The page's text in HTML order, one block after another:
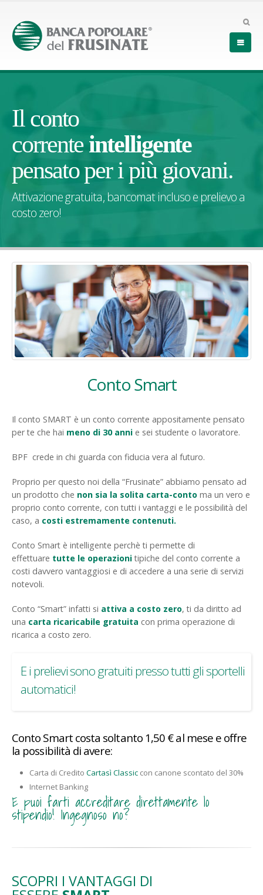
Il conto
correnteintelligente
pensato per i più giovani.
Attivazione gratuita, bancomat incluso e prelievo a
costo zero!
Conto Smart
Il conto SMART è un conto corrente appositamente pensato
per te che hai meno di 30 anni e sei studente o lavoratore.
BPF crede in chi guarda con fiducia vera al futuro.
Proprio per questo noi della “Frusinate” abbiamo pensato ad
un prodotto che non sia la solita carta-conto ma un vero e
proprio conto corrente, con tutti i vantaggi e le possibilità del
caso, a costi estremamente contenuti.
Conto Smart è intelligente perchè ti permette di
effettuare tutte le operazionitipiche del conto corrente a
costi davvero vantaggiosi e di accedere a una serie di servizi
notevoli.
Conto “Smart” infatti si attiva a costo zero, ti da diritto ad
una carta ricaricabile gratuita con prima operazione di
ricarica a costo zero.
E i prelievi sono gratuiti presso tutti gli sportelli
automatici!
Conto Smart costa soltanto 1,50 € al mese e offre
la possibilità di avere:
Carta di Credito Cartasì Classiccon canone scontato del 30%
Internet Banking
E puoi farti accreditare direttamente lo
stipendio! Ingegnoso no?
SCOPRI I VANTAGGI DI